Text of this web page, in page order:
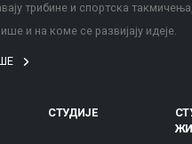
трибине и спортска
и на коме се развијају идеје.
СТУДИЈЕ